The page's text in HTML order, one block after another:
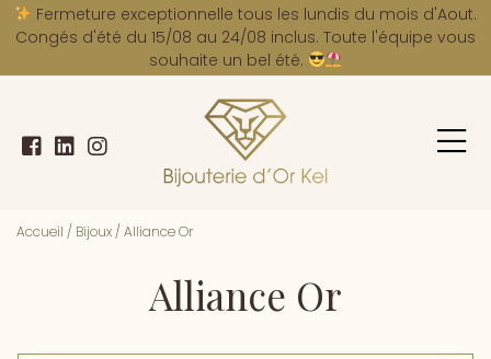
Fermeture exceptionnelle tous les lundis du mois d'Aout.
Congés d'été du 15/08 au 24/08 inclus. Toute l'équipe vous
souhaite un bel été.
Accueil / Bijoux / Alliance Or
Alliance Or